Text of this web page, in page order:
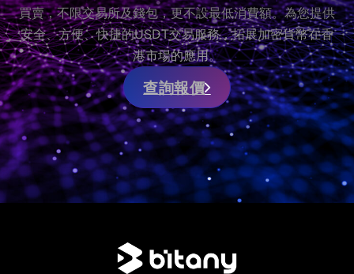
買賣，不限交易所及錢包，更不設最低消費額。為您提供
安全、方便、快捷的USDT交易服務，拓展加密貨幣在香
港市場的應用。
查詢報價